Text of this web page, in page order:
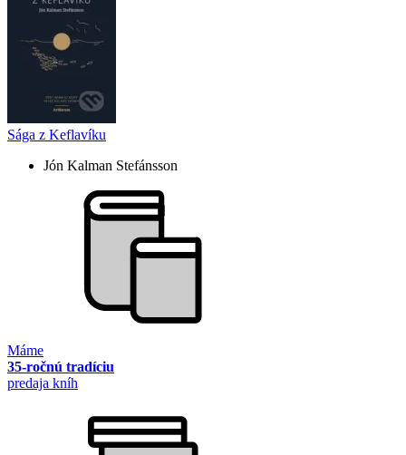
Sága z Keflavíku
Jón Kalman Stefánsson
Máme
35-ročnú tradíciu
predaja kníh